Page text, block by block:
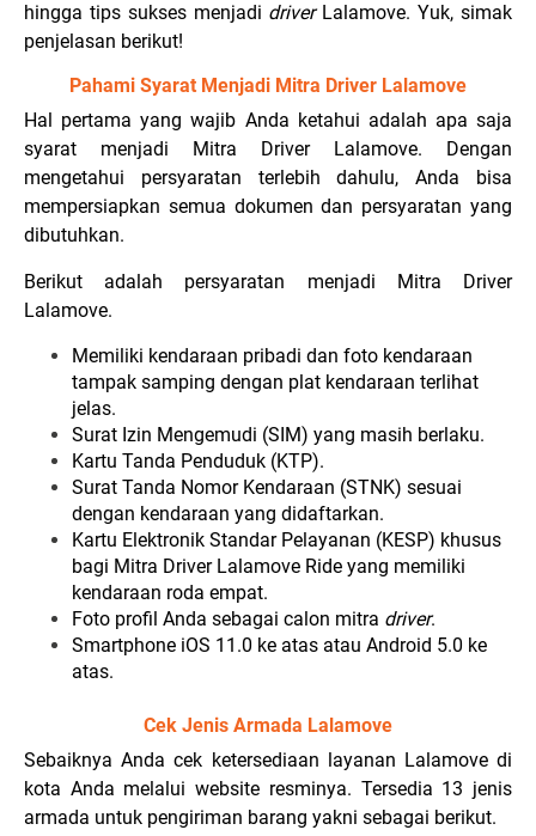
hingga tips sukses menjadi driverLalamove.Yuk, simak
penjelasan berikut!
Pahami Syarat Menjadi Mitra Driver Lalamove
Hal pertama yang wajib Anda ketahui adalah apa saja
syarat menjadi Mitra Driver Lalamove. Dengan
mengetahui persyaratan terlebih dahulu, Anda bisa
mempersiapkan semua dokumen dan persyaratan yang
dibutuhkan.
Berikut adalah persyaratan menjadi Mitra Driver
Lalamove.
Memiliki kendaraan pribadi dan foto kendaraan
tampak samping dengan plat kendaraan terlihat
jelas.
Surat Izin Mengemudi (SIM) yang masih berlaku.
Kartu Tanda Penduduk (KTP).
Surat Tanda Nomor Kendaraan (STNK) sesuai
dengan kendaraan yang didaftarkan.
Kartu Elektronik Standar Pelayanan (KESP) khusus
bagi Mitra Driver Lalamove Ride yang memiliki
kendaraan roda empat.
Foto profil Anda sebagai calon mitra driver.
Smartphone iOS 11.0 ke atas atau Android 5.0 ke
atas.
Cek Jenis Armada Lalamove
Sebaiknya Anda cek ketersediaan layanan Lalamove di
kota Anda melalui website resminya. Tersedia 13 jenis
armada untuk pengiriman barang yakni sebagai berikut.